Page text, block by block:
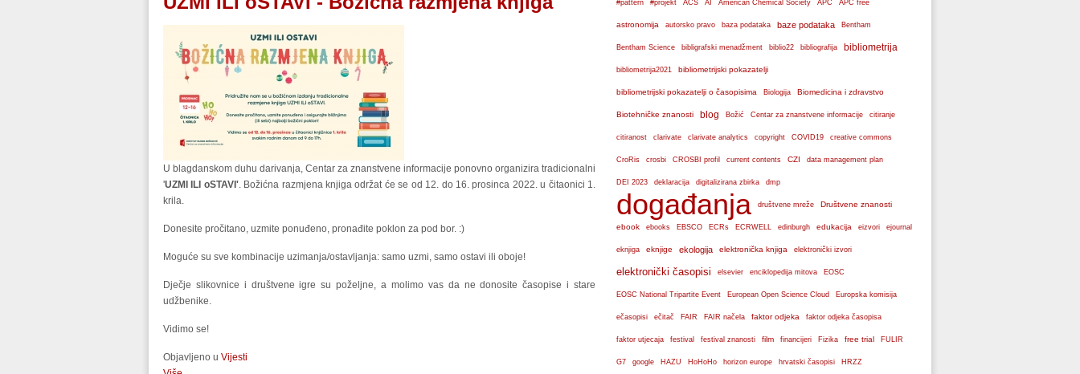
U blagdanskom duhu darivanja, Centar za znanstvene informacije ponovno organizira tradicionalni
'UZMI ILI oSTAVI'. Božićna razmjena knjiga održat će se od 12. do 16. prosinca 2022. u čitaonici 1.
krila.
Donesite pročitano, uzmite ponuđeno, pronađite poklon za pod bor. :)
Moguće su sve kombinacije uzimanja/ostavljanja: samo uzmi, samo ostavi ili oboje!
Dječje slikovnice i društvene igre su poželjne, a molimo vas da ne donosite časopise i stare
udžbenike.
Vidimo se!
Objavljeno u Vijesti
#pattern #projekt ACS AI American Chemical Society APC APC free
astronomija autorsko pravo baza podataka baze podataka Bentham
Bentham Science bibligrafski menadžment biblio22 bibliografija bibliometrija
bibliometrija2021 bibliometrijski pokazatelji
bibliometrijski pokazatelji o časopisima Biologija Biomedicina i zdravstvo
Biotehničke znanosti blog Božić Centar za znanstvene informacije citiranje
citiranost clarivate clarivate analytics copyright COVID19 creative commons
CroRis crosbi CROSBI profil current contents CZI data management plan
DEI 2023 deklaracija digitalizirana zbirka dmp
događanja društvene mreže Društvene znanosti
ebook ebooks EBSCO ECRs ECRWELL edinburgh edukacija eizvori ejournal
eknjiga eknjige ekologija elektronička knjiga elektronički izvori
elektronički časopisi elsevier enciklopedija mitova EOSC
EOSC National Tripartite Event European Open Science Cloud Europska komisija
ečasopisi ečitač FAIR FAIR načela faktor odjeka faktor odjeka časopisa
faktor utjecaja festival festival znanosti film financijeri Fizika free trial FULIR
G7 google HAZU HoHoHo horizon europe hrvatski časopisi HRZZ